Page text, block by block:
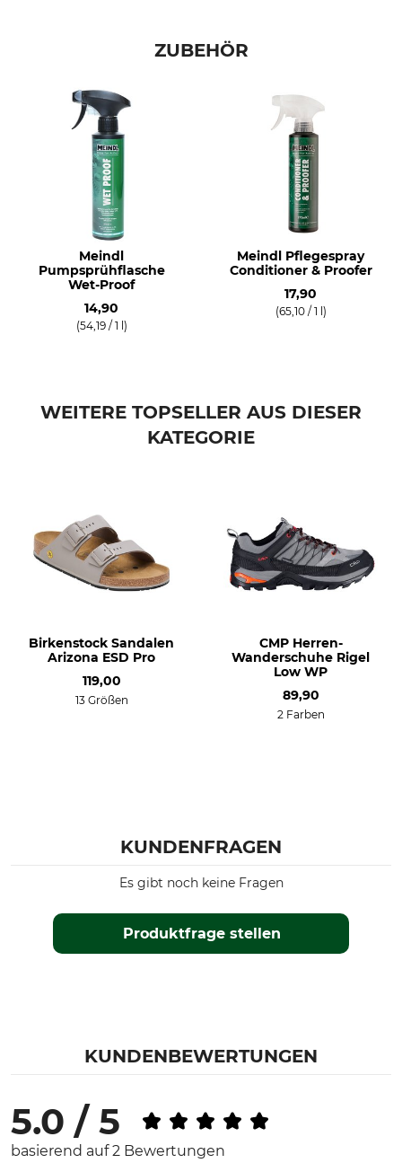
ZUBEHÖR
Meindl
Pumpsprühflasche
Wet-Proof
14,90
(54,19 / 1 l)
Meindl Pflegespray
Conditioner & Proofer
17,90
(65,10 / 1 l)
WEITERE TOPSELLER AUS DIESER
KATEGORIE
Birkenstock Sandalen
Arizona ESD Pro
119,00
13 Größen
CMP Herren-
Wanderschuhe Rigel
Low WP
89,90
2 Farben
KUNDENFRAGEN
Produktfrage stellen
Es gibt noch keine Fragen
KUNDENBEWERTUNGEN
5.0 / 5
basierend auf 2 Bewertungen